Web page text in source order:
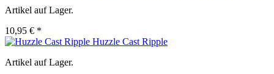
Artikel auf Lager.
10,95 € *
Huzzle Cast Ripple
Artikel auf Lager.